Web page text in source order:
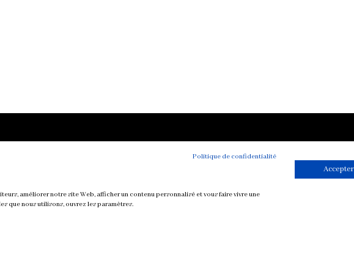
végétariennes
Petit-déjeuner
Politique de confidentialité
améliorer notre site Web, afficher un contenu personnalisé et vous faire vivre une
que nous utilisons, ouvrez les paramètres.